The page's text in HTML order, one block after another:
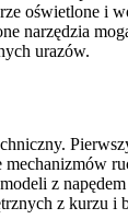
oświetlone i
narzędzia
urazów.
z
z kurzu